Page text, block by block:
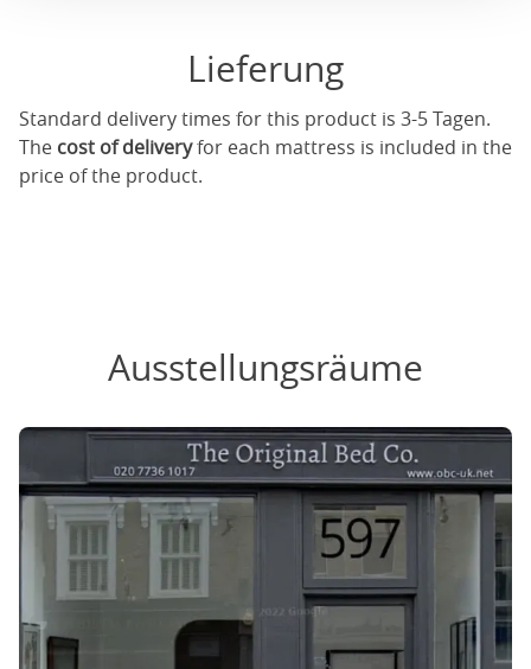
Lieferung
Standard delivery times for this product is 3-5 Tagen.
The cost of deliveryfor each mattress is included in the
price of the product.
Ausstellungsräume